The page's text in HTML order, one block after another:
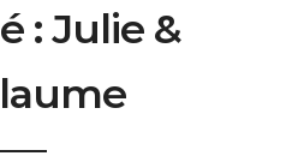
: Julie &